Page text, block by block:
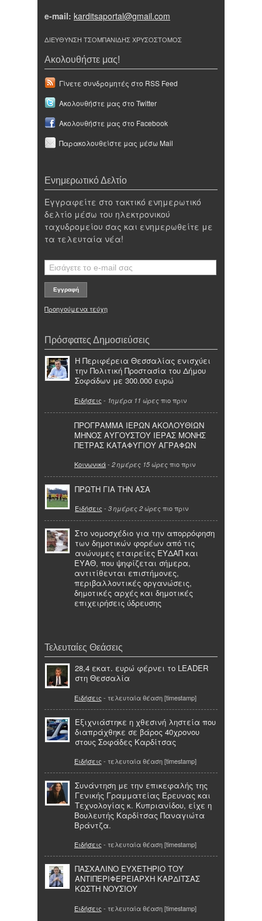
e-mail: karditsaportal@gmail.com
ΔΙΕΥΘΥΝΣΗ ΤΣΟΜΠΑΝΙΔΗΣ ΧΡΥΣΟΣΤΟΜΟΣ
Ακολουθήστε μας!
Γίνετε συνδρομητές στο RSS Feed
Ακολουθήστε μας στο Twitter
Ακολουθήστε μας στο Facebook
Παρακολουθείστε μας μέσω Mail
Ενημερωτικό Δελτίο
Εγγραφείτε στο τακτικό ενημερωτικό
δελτίο μέσω του ηλεκτρονικού
ταχυδρομείου σας και ενημερωθείτε με
τα τελευταία νέα!
Προηγούμενα τεύχη
Πρόσφατες Δημοσιεύσεις
Η Περιφέρεια Θεσσαλίας ενισχύει
την Πολιτική Προστασία του Δήμου
Σοφάδων με 300.000 ευρώ
Ειδήσεις - 1ημέρα 11 ώρες πιο πριν
ΠΡΟΓΡΑΜΜΑ ΙΕΡΩΝ ΑΚΟΛΟΥΘΙΩΝ
ΜΗΝΟΣ ΑΥΓΟΥΣΤΟΥ ΙΕΡΑΣ ΜΟΝΗΣ
ΠΕΤΡΑΣ ΚΑΤΑΦΥΓΙΟΥ ΑΓΡΑΦΩΝ
Κοινωνικά- 2 ημέρες 15 ώρες πιο πριν
ΠΡΩΤΗ ΓΙΑ ΤΗΝ ΑΣΑ
Ειδήσεις - 3 ημέρες 2 ώρες πιο πριν
Στο νομοσχέδιο για την απορρόφηση
των δημοτικών φορέων από τις
ανώνυμες εταιρείες ΕΥΔΑΠ και
ΕΥΑΘ, που ψηφίζεται σήμερα,
αντιτίθενται επιστήμονες,
περιβαλλοντικές οργανώσεις,
δημοτικές αρχές και δημοτικές
επιχειρήσεις ύδρευσης
Τελευταίες Θεάσεις
28,4 εκατ. ευρώ φέρνει το LEADER
στη Θεσσαλία
Ειδήσεις - τελευταία θέαση [timestamp]
Εξιχνιάστηκε η χθεσινή ληστεία που
διαπράχθηκε σε βάρος 40χρονου
στους Σοφάδες Καρδίτσας
Ειδήσεις - τελευταία θέαση [timestamp]
Συνάντηση με την επικεφαλής της
Γενικής Γραμματείας Έρευνας και
Τεχνολογίας κ. Κυπριανίδου, είχε η
Βουλευτής Καρδίτσας Παναγιώτα
Βράντζα.
Ειδήσεις - τελευταία θέαση [timestamp]
ΠΑΣΧΑΛΙΝΟ ΕΥΧΕΤΗΡΙΟ ΤΟΥ
ΑΝΤΙΠΕΡΙΦΕΡΕΙΑΡΧΗ ΚΑΡΔΙΤΣΑΣ
ΚΩΣΤΗ ΝΟΥΣΙΟΥ
Ειδήσεις - τελευταία θέαση [timestamp]